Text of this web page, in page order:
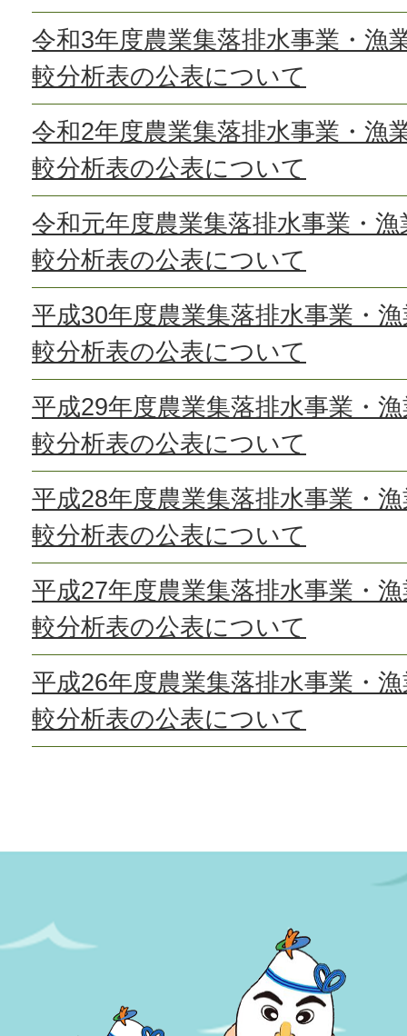
令和3年度農業集落排水事業・漁
較分析表の公表について
令和2年度農業集落排水事業・漁
較分析表の公表について
令和元年度農業集落排水事業・
較分析表の公表について
平成30年度農業集落排水事業・
較分析表の公表について
平成29年度農業集落排水事業・
較分析表の公表について
平成28年度農業集落排水事業・
較分析表の公表について
平成27年度農業集落排水事業・
較分析表の公表について
平成26年度農業集落排水事業・
較分析表の公表について